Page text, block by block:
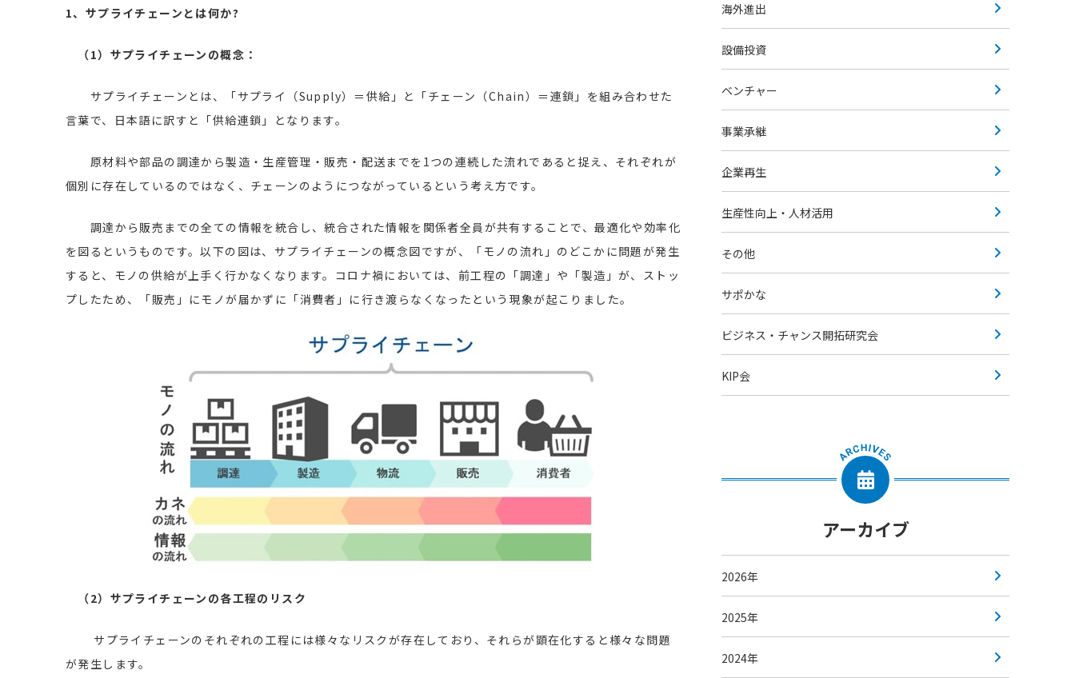
1、サプライチェーンとは何か?
（1）サプライチェーンの概念：
サプライチェーンとは、「サプライ（Supply）＝供給」と「チェーン（Chain）＝連鎖」を組み合わせた
言葉で、日本語に訳すと「供給連鎖」となります。
原材料や部品の調達から製造・生産管理・販売・配送までを1つの連続した流れであると捉え、それぞれが
個別に存在しているのではなく、チェーンのようにつながっているという考え方です。
調達から販売までの全ての情報を統合し、統合された情報を関係者全員が共有することで、最適化や効率化
を図るというものです。以下の図は、サプライチェーンの概念図ですが、「モノの流れ」のどこかに問題が発生
すると、モノの供給が上手く行かなくなります。コロナ禍においては、前工程の「調達」や「製造」が、ストッ
プしたため、「販売」にモノが届かずに「消費者」に行き渡らなくなったという現象が起こりました。
（2）サプライチェーンの各工程のリスク
サプライチェーンのそれぞれの工程には様々なリスクが存在しており、それらが顕在化すると様々な問題
が発生します。
海外進出
設備投資
ベンチャー
事業承継
企業再生
生産性向上・人材活用
その他
サポかな
ビジネス・チャンス開拓研究会
KIP会
アーカイブ
2026年
2025年
2024年